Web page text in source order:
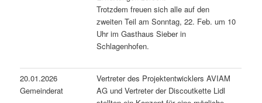
Trotzdem freuen sich alle auf den
zweiten Teil am Sonntag, 22. Feb. um 10
Uhr im Gasthaus Sieber in
Schlagenhofen.
20.01.2026
Gemeinderat
Vertreter des Projektentwicklers AVIAM
AG und Vertreter der Discoutkette Lidl